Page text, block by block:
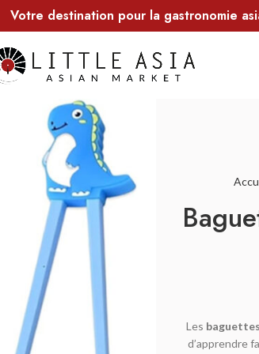
Votre destination pour la gastronomie
Les
d’apprendre